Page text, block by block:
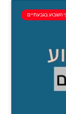
השבוע בגבעתיים